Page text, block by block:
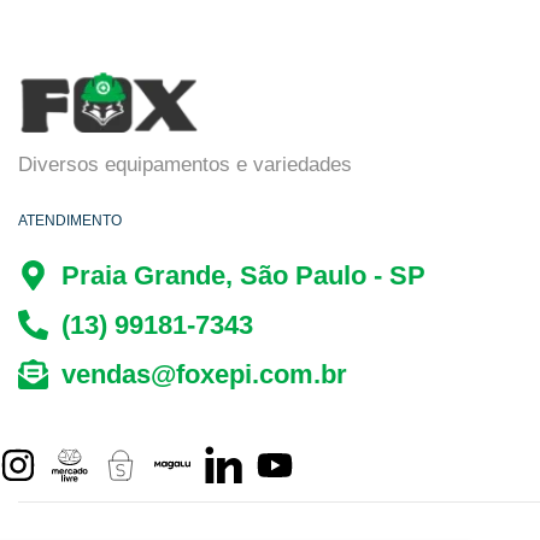
Diversos equipamentos e variedades
ATENDIMENTO
Praia Grande, São Paulo - SP
(13) 99181-7343
vendas@foxepi.com.br